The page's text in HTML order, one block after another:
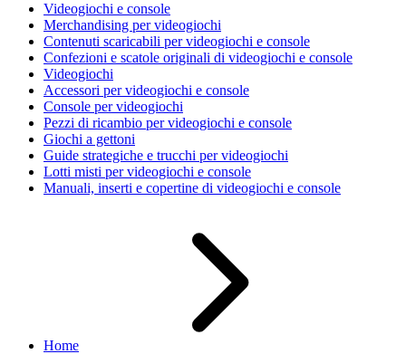
Videogiochi e console
Merchandising per videogiochi
Contenuti scaricabili per videogiochi e console
Confezioni e scatole originali di videogiochi e console
Videogiochi
Accessori per videogiochi e console
Console per videogiochi
Pezzi di ricambio per videogiochi e console
Giochi a gettoni
Guide strategiche e trucchi per videogiochi
Lotti misti per videogiochi e console
Manuali, inserti e copertine di videogiochi e console
Home